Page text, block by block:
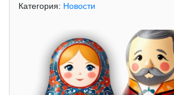
Категория: Новости